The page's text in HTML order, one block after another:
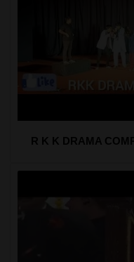
R K K DRAMA